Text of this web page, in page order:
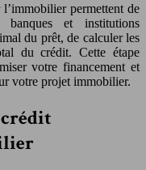
permettent de
et institutions
du prêt, de calculer les
du crédit. Cette étape
votre financement et
votre projet immobilier.
crédit